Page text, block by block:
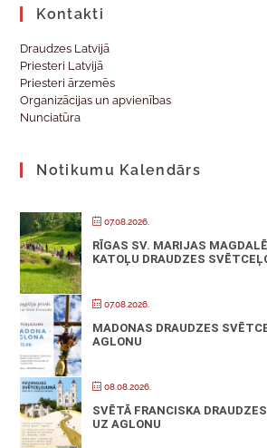
Kontakti
Draudzes Latvijā
Priesteri Latvijā
Priesteri ārzemēs
Organizācijas un apvienības
Nunciatūra
Notikumu Kalendārs
07.08.2026.
RĪGAS SV. MARIJAS
KATOĻU DRAUDZES
07.08.2026.
MADONAS DRAUDZES
AGLONU
08.08.2026.
SVĒTĀ FRANCISKA
UZ AGLONU